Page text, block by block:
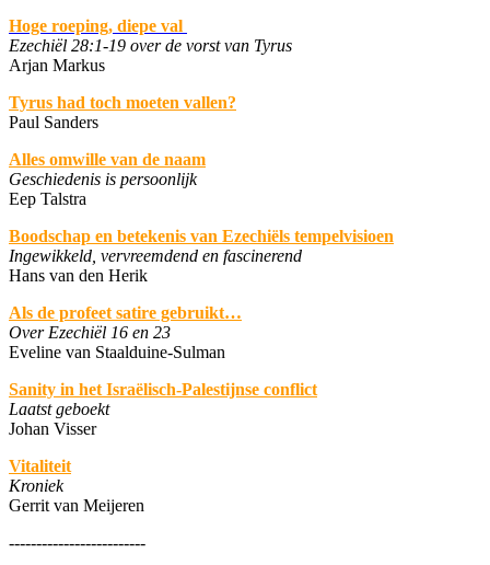
Hoge roeping, diepe val
Ezechiël 28:1-19 over de vorst van Tyrus
Arjan Markus
Tyrus had toch moeten vallen?
Paul Sanders
Alles omwille van de naam
Geschiedenis is persoonlijk
Eep Talstra
Boodschap en betekenis van Ezechiëls tempelvisioen
Ingewikkeld, vervreemdend en fascinerend
Hans van den Herik
Als de profeet satire gebruikt…
Over Ezechiël 16 en 23
Eveline van Staalduine-Sulman
Sanity in het Israëlisch-Palestijnse conflict
Laatst geboekt
Johan Visser
Vitaliteit
Kroniek
Gerrit van Meijeren
-------------------------